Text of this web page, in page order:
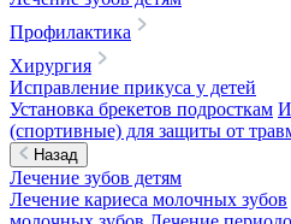
Профилактика
Хирургия
Исправление прикуса у детей
Установка брекетов подросткам
(спортивные) для защиты от
Назад
Лечение зубов детям
Лечение кариеса молочных зубов